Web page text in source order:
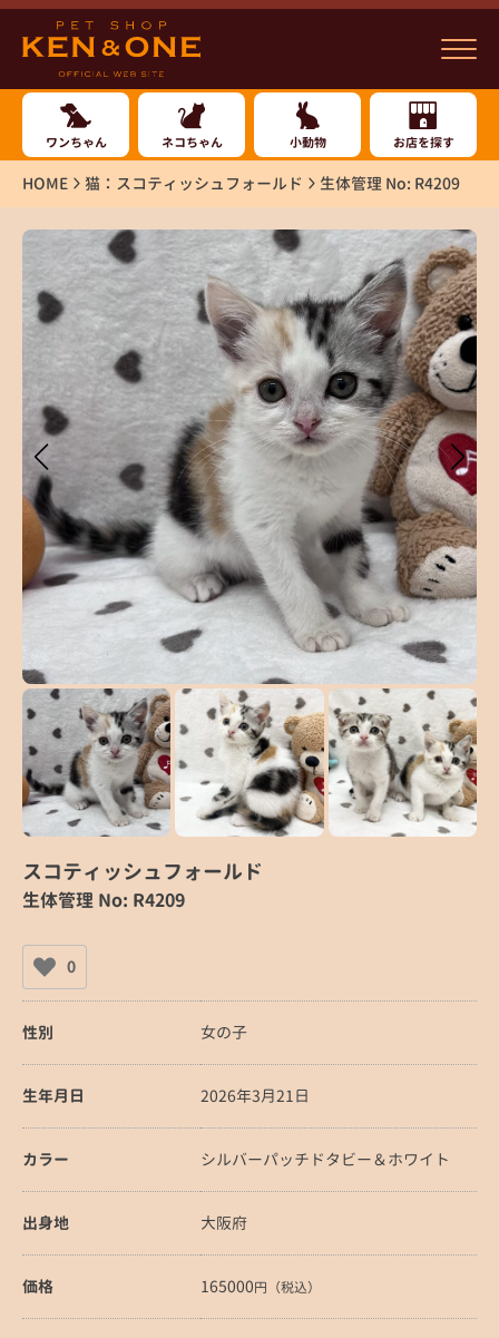
ワンちゃん ネコちゃん 小動物 お店を探す
HOME 猫：スコティッシュフォールド 生体管理 No: R4209
スコティッシュフォールド
生体管理 No: R4209
0
性別 女の子
生年月日 2026年3月21日
カラー シルバーパッチドタビー＆ホワイト
出身地 大阪府
価格 165000円（税込）